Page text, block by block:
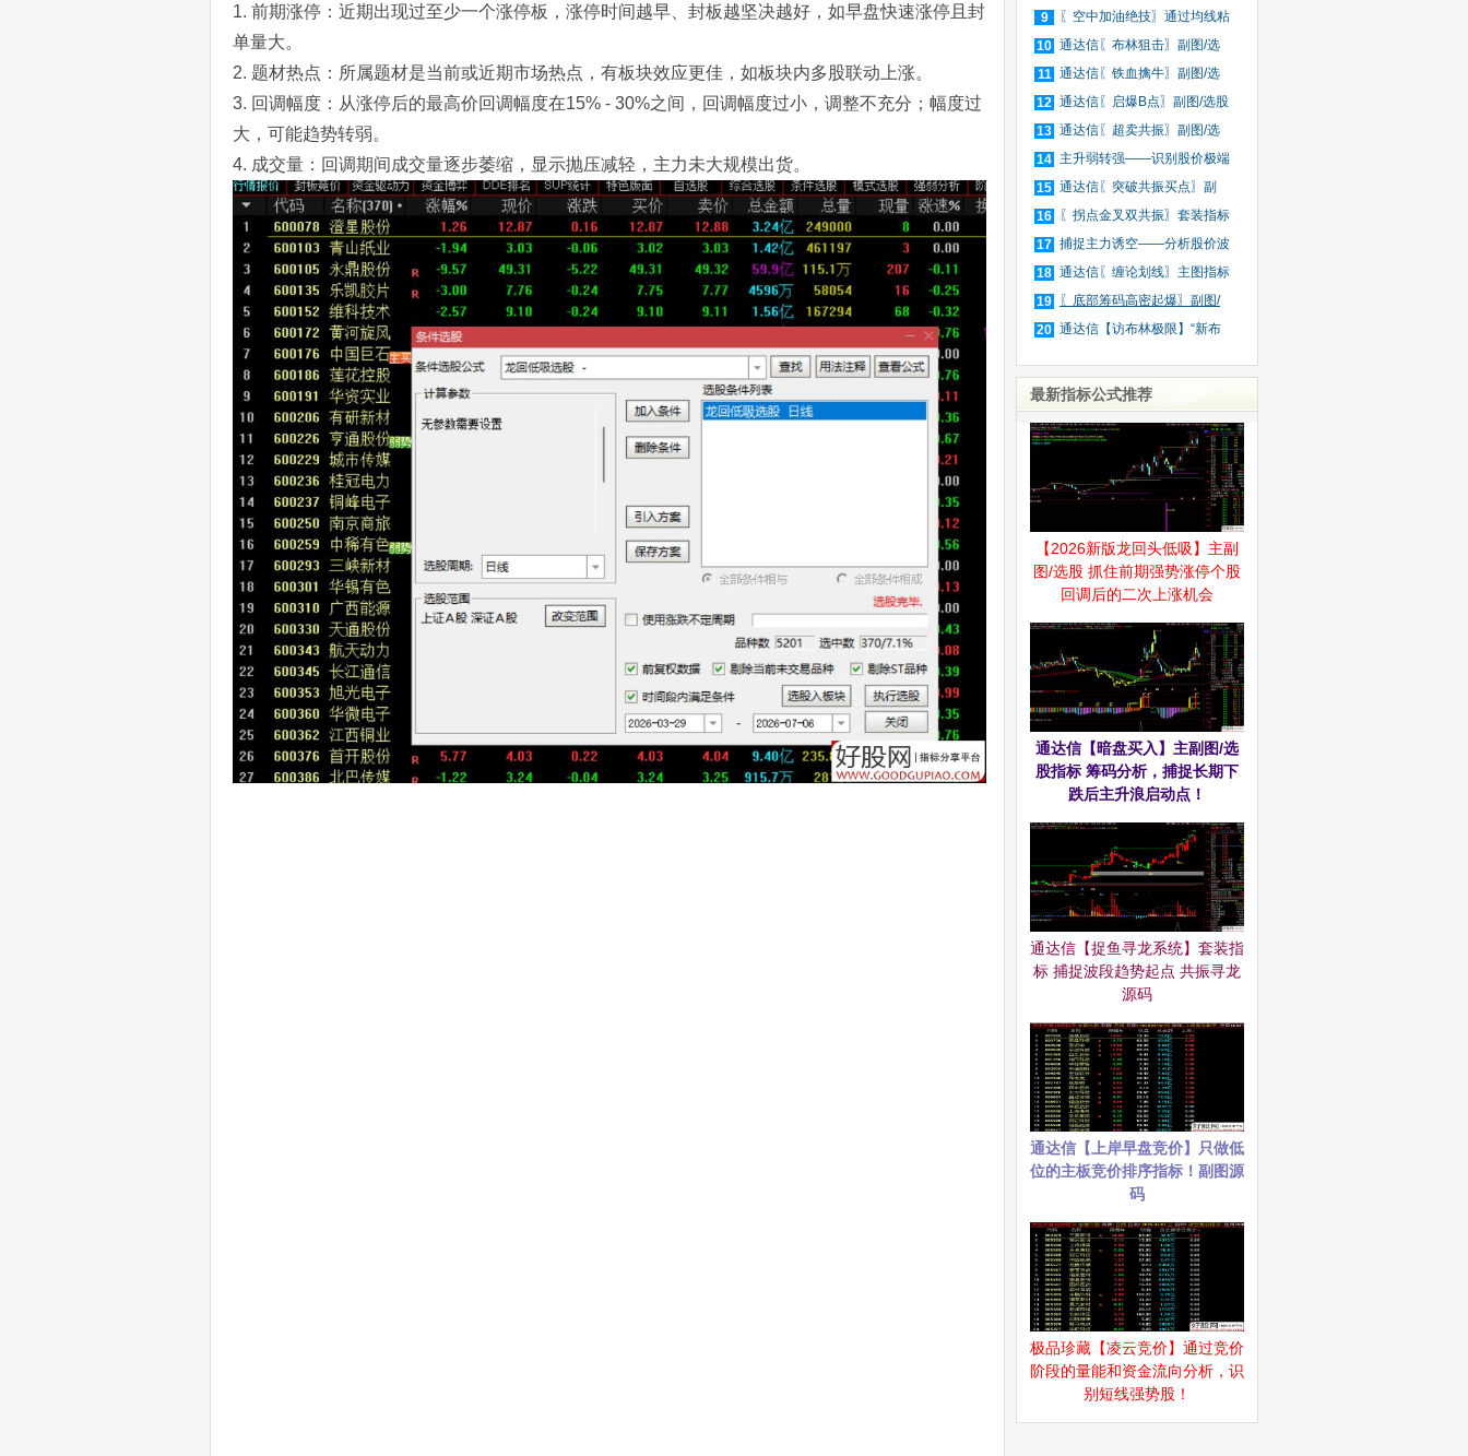
1. 前期涨停：近期出现过至少一个涨停板，涨停时间越早、封板越坚决越好，如早盘快速涨停且封
单量大。
2. 题材热点：所属题材是当前或近期市场热点，有板块效应更佳，如板块内多股联动上涨。
3. 回调幅度：从涨停后的最高价回调幅度在15% - 30%之间，回调幅度过小，调整不充分；幅度过
大，可能趋势转弱。
4. 成交量：回调期间成交量逐步萎缩，显示抛压减轻，主力未大规模出货。
指
9
〖空中加油绝技〗通过均线粘
合
10 通达信〖布林狙击〗副图/选
股
11 通达信〖铁血擒牛〗副图/选
股
12 通达信〖启爆B点〗副图/选股
13 通达信〖超卖共振〗副图/选
股
14 主升弱转强——识别股价极端
波
15 通达信〖突破共振买点〗副
图/
16
〖拐点金叉双共振〗套装指标
17 捕捉主力诱空——分析股价波
动
18 通达信〖缠论划线〗主图指标
19
〖底部筹码高密起爆〗副图/
选
20 通达信【访布林极限】“新布
最新指标公式推荐
【2026新版龙回头低吸】主副
图/选股 抓住前期强势涨停个股
回调后的二次上涨机会
通达信【暗盘买入】主副图/选
股指标 筹码分析，捕捉长期下
跌后主升浪启动点！
通达信【捉鱼寻龙系统】套装指
标 捕捉波段趋势起点 共振寻龙
源码
通达信【上岸早盘竞价】只做低
位的主板竞价排序指标！副图源
码
极品珍藏【凌云竞价】通过竞价
阶段的量能和资金流向分析，识
别短线强势股！